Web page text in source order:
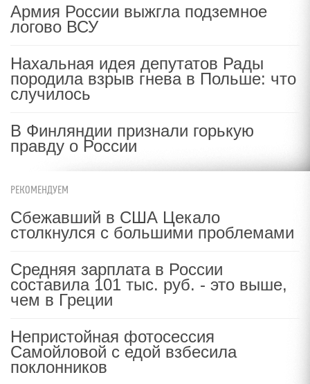
Армия России выжгла подземное
логово ВСУ
Нахальная идея депутатов Рады
породила взрыв гнева в Польше: что
случилось
В Финляндии признали горькую
правду о России
РЕКОМЕНДУЕМ
Сбежавший в США Цекало
столкнулся с большими проблемами
Средняя зарплата в России
составила 101 тыс. руб. - это выше,
чем в Греции
Непристойная фотосессия
Самойловой с едой взбесила
поклонников